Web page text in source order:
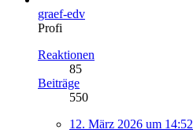
graef-edv
Profi
Reaktionen
85
Beiträge
550
12. März 2026 um 14:52